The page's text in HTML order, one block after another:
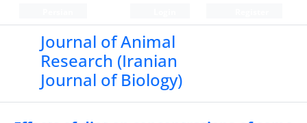
Journal of Animal
Research (Iranian
Journal of Biology)